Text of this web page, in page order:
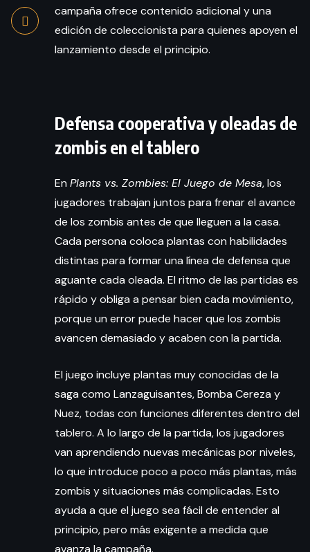
campaña ofrece contenido adicional y una
edición de coleccionista para quienes apoyen el
lanzamiento desde el principio.
Defensa cooperativa y oleadas de
zombis en el tablero
En Plants vs. Zombies: El Juego de Mesa, los
jugadores trabajan juntos para frenar el avance
de los zombis antes de que lleguen a la casa.
Cada persona coloca plantas con habilidades
distintas para formar una línea de defensa que
aguante cada oleada. El ritmo de las partidas es
rápido y obliga a pensar bien cada movimiento,
porque un error puede hacer que los zombis
avancen demasiado y acaben con la partida.
El juego incluye plantas muy conocidas de la
saga como Lanzaguisantes, Bomba Cereza y
Nuez, todas con funciones diferentes dentro del
tablero. A lo largo de la partida, los jugadores
van aprendiendo nuevas mecánicas por niveles,
lo que introduce poco a poco más plantas, más
zombis y situaciones más complicadas. Esto
ayuda a que el juego sea fácil de entender al
principio, pero más exigente a medida que
avanza la campaña.